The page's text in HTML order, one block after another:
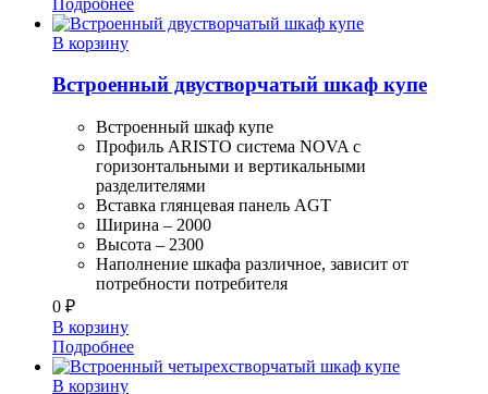
В корзину
Встроенный двустворчатый шкаф купе
Встроенный шкаф купе
Профиль ARISTO система NOVA с
горизонтальными и вертикальными
разделителями
Вставка глянцевая панель AGT
Ширина – 2000
Высота – 2300
Наполнение шкафа различное, зависит от
потребности потребителя
0 ₽
В корзину
Подробнее
В корзину